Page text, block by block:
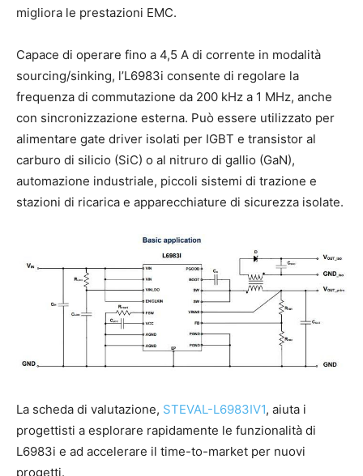
migliora le prestazioni EMC.
Capace di operare fino a 4,5 A di corrente in modalità
sourcing/sinking, l’L6983i consente di regolare la
frequenza di commutazione da 200 kHz a 1 MHz, anche
con sincronizzazione esterna. Può essere utilizzato per
alimentare gate driver isolati per IGBT e transistor al
carburo di silicio (SiC) o al nitruro di gallio (GaN),
automazione industriale, piccoli sistemi di trazione e
stazioni di ricarica e apparecchiature di sicurezza isolate.
La scheda di valutazione, STEVAL-L6983IV1, aiuta i
progettisti a esplorare rapidamente le funzionalità di
L6983i e ad accelerare il time-to-market per nuovi
progetti.